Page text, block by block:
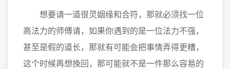
想要请一道很灵姻缘和合符，那就必须找一位
高法力的师傅请，如果你遇到的是一位法力不强，
甚至是假的道长，那就有可能会把事情弄得更糟，
这个时候再想挽回，那可能就不是一件那么容易的